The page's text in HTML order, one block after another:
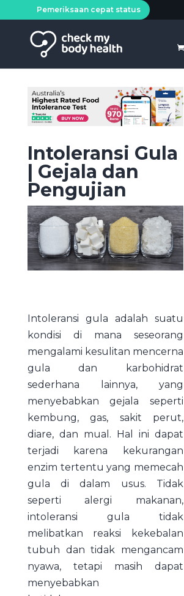
Pemeriksaan cepat status
Intoleransi Gula
| Gejala dan
Pengujian
Intoleransi gula adalah suatu
kondisi di mana seseorang
mengalami kesulitan mencerna
gula dan karbohidrat
sederhana lainnya, yang
menyebabkan gejala seperti
kembung, gas, sakit perut,
diare, dan mual. Hal ini dapat
terjadi karena kekurangan
enzim tertentu yang memecah
gula di dalam usus. Tidak
seperti alergi makanan,
intoleransi gula tidak
melibatkan reaksi kekebalan
tubuh dan tidak mengancam
nyawa, tetapi masih dapat
menyebabkan